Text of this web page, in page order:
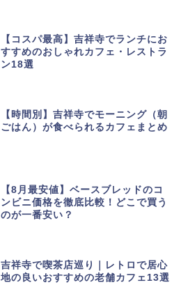
【コスパ最高】吉祥寺でランチにお
すすめのおしゃれカフェ・レストラ
ン18選
【時間別】吉祥寺でモーニング（朝
ごはん）が食べられるカフェまとめ
【8月最安値】ベースブレッドのコ
ンビニ価格を徹底比較！どこで買う
のが一番安い？
吉祥寺で喫茶店巡り｜レトロで居心
地の良いおすすめの老舗カフェ13選